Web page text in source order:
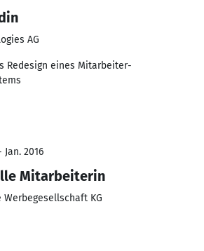
AG
Redesign eines Mitarbeiter-
Jan. 2016
Mitarbeiterin
KG